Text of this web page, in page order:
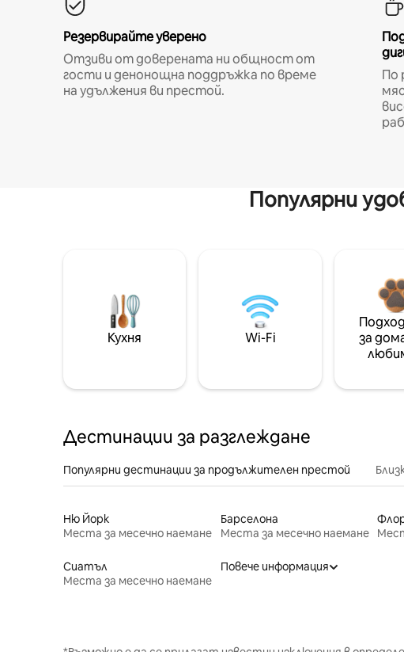
Резервирайте уверено
Отзиви от доверената ни общност от
гости и денонощна поддръжка по време
на удължения ви престой.
По
Популярни
Кухня Wi-Fi
за
Дестинации за разглеждане
Популярни дестинации за продължителен престой
Ню Йорк
Места за месечно наемане
Барселона
Места за месечно наемане
Сиатъл
Места за месечно наемане
Повече информация